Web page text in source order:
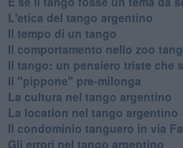
L'etica del tango argentino
Il tempo di un tango
Il comportamento nello zoo
Il tango: un pensiero triste che
Il "pippone" pre-milonga
La cultura nel tango argentino
La location nel tango argentino
Il condominio tanguero in via
Gli errori nel tango argentino